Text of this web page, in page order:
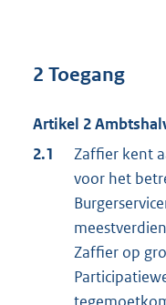
2 Toegang
Artikel 2
2.1
Zaffier kent
voor het
Zaffier op